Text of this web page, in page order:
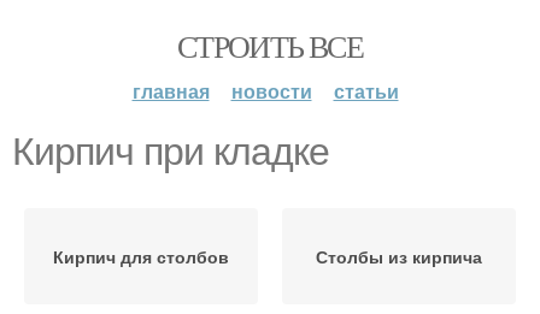
СТРОИТЬ ВСЕ
главная новости статьи
Кирпич при кладке
Кирпич для столбов Столбы из кирпича